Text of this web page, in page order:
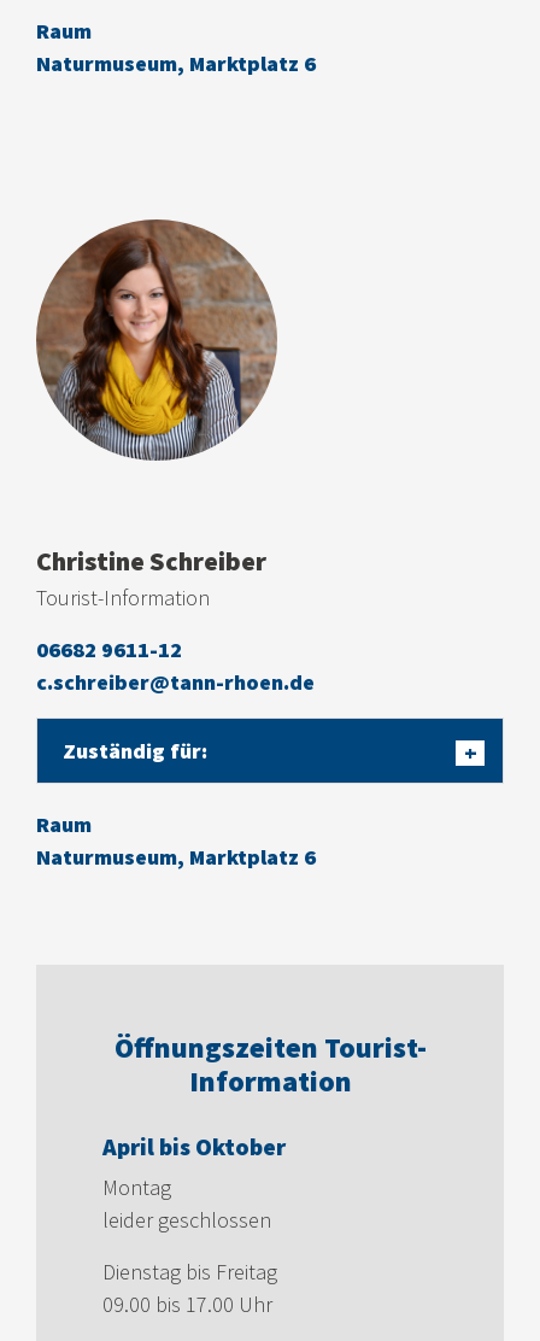
Raum
Naturmuseum, Marktplatz 6
Christine Schreiber
Tourist-Information
06682 9611-12
c.schreiber@tann-rhoen.de
Zuständig für: +
Raum
Naturmuseum, Marktplatz 6
Öffnungszeiten Tourist-
Information
April bis Oktober
Montag
leider geschlossen
Dienstag bis Freitag
09.00 bis 17.00 Uhr